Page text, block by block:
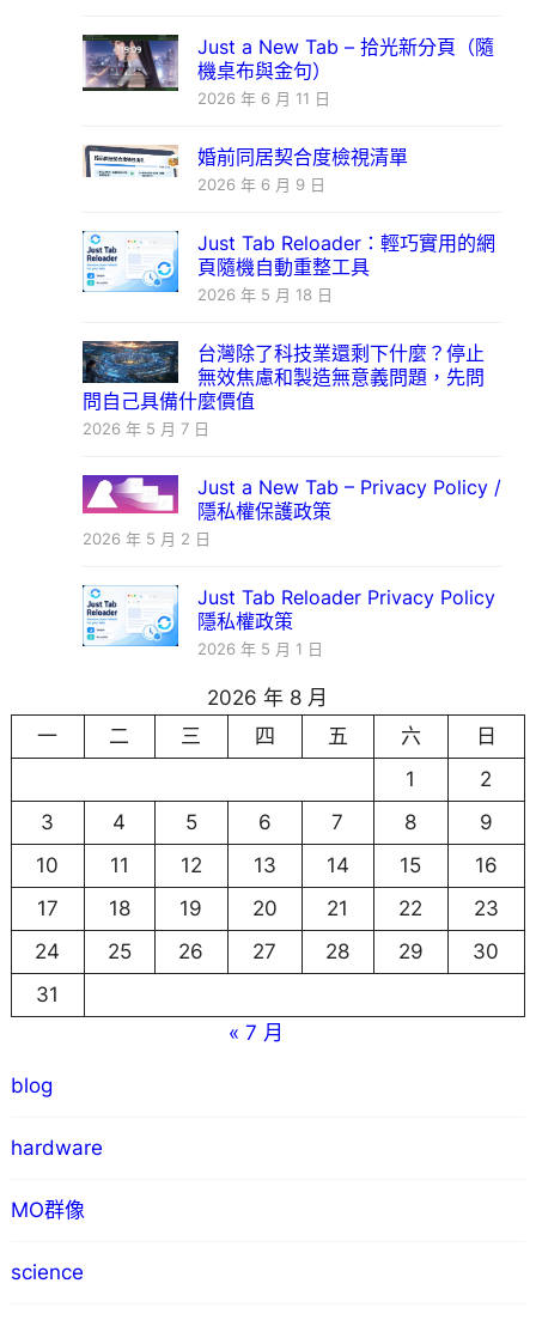
Just a New Tab – 拾光新分頁（隨
機桌布與金句）
2026 年 6 月 11 日
婚前同居契合度檢視清單
2026 年 6 月 9 日
Just Tab Reloader：輕巧實用的網
頁隨機自動重整工具
2026 年 5 月 18 日
台灣除了科技業還剩下什麼？停止
無效焦慮和製造無意義問題，先問
問自己具備什麼價值
2026 年 5 月 7 日
Just a New Tab – Privacy Policy /
隱私權保護政策
2026 年 5 月 2 日
Just Tab Reloader Privacy Policy
隱私權政策
2026 年 5 月 1 日
2026 年 8 月
一
二 三 四 五 六
日
1
2
3
4 5 6 7 8
9
10
11 12 13 14 15
16
17
18 19 20 21 22
23
24
25 26 27 28 29
30
31
« 7 月
blog
hardware
MO群像
science